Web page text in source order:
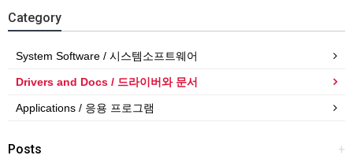
Category
System Software / 시스템소프트웨어
Drivers and Docs / 드라이버와 문서
Applications / 응용 프로그램
+
Posts